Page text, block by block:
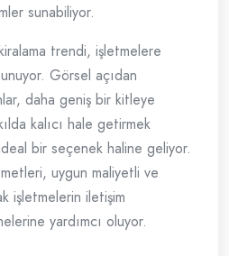
sunabiliyor.
trendi, işletmelere
Görsel açıdan
daha geniş bir kitleye
kalıcı hale getirmek
bir seçenek haline geliyor.
uygun maliyetli ve
işletmelerin iletişim
yardımcı oluyor.